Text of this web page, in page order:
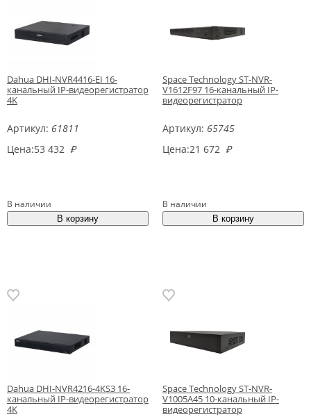
Dahua DHI-NVR4416-EI 16-
канальный IP-видеорегистратор
4K
Артикул: 61811
Цена:53 432 ₽
В наличии
Space Technology ST-NVR-
V1612F97 16-канальный IP-
видеорегистратор
Артикул: 65745
Цена:21 672 ₽
В наличии
Dahua DHI-NVR4216-4KS3 16-
канальный IP-видеорегистратор
4K
Space Technology ST-NVR-
V1005A45 10-канальный IP-
видеорегистратор